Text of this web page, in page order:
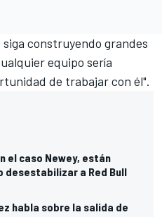
construyendo grandes
equipo sería
de trabajar con él".
el caso Newey, están
desestabilizar a Red Bull
habla sobre la salida de